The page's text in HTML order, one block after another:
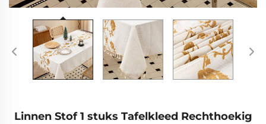
Linnen Stof 1 stuks Tafelkleed Rechthoekig